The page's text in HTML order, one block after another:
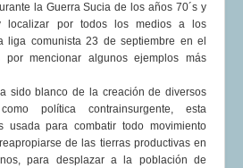
la Guerra Sucia de los años 70´s y
localizar por todos los medios a los
liga comunista 23 de septiembre en el
por mencionar algunos ejemplos más
sido blanco de la creación de diversos
política contrainsurgente, esta
usada para combatir todo movimiento
de las tierras productivas en
para desplazar a la población de